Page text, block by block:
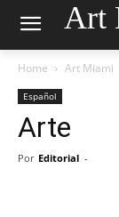
Art
Home Art Miami
Español
Arte
Por Editorial -